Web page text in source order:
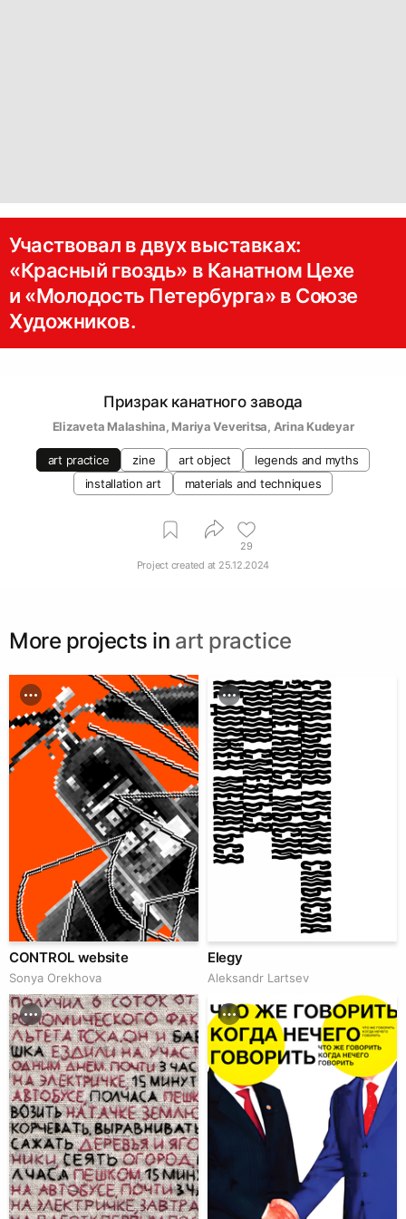
Участвовал в двух выставках:
«Красный гвоздь» в Канатном Цехе
и «Молодость Петербурга» в Союзе
Художников.
Призрак канатного завода
Elizaveta Malashina, Mariya Veveritsa, Arina Kudeyar
art practice zine art object
legends and myths
installation art
materials and techniques
29
Project created at 25.12.2024
More projects in art practice
CONTROL website
Sonya Orekhova
Elegy
Аleksandr Lartsev